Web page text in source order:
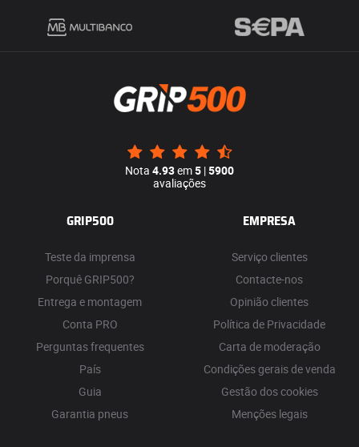
Nota 4.93em5 |5900
avaliações
GRIP500
Teste da imprensa
Porquê GRIP500?
Entrega e montagem
Conta PRO
Perguntas frequentes
País
Guia
Garantia pneus
EMPRESA
Serviço clientes
Contacte-nos
Opinião clientes
Política de Privacidade
Carta de moderação
Condições gerais de venda
Gestão dos cookies
Menções legais